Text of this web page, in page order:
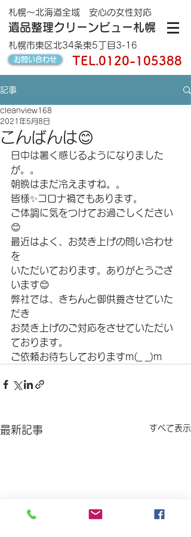
遺品整理クリーンビュー札幌
札幌～北海道全域 安心の女性対応
札幌市東区北34条東5丁目3-16
お問い合わせ TEL.0120-105388
記事
こんばんは😊
cleanview168
2021年5月8日
日中は暑く感じるようになりました
が。。
朝晩はまだ冷えますね。。
皆様✨コロナ禍でもあります。
ご体調に気をつけてお過ごしください
😊
最近はよく、お焚き上げの問い合わせ
を
いただいております。ありがとうござ
います😊
弊社では、きちんと御供養させていた
だき
お焚き上げのご対応をさせていただい
ております。
ご依頼お待ちしておりますm(_ _)m
最新記事 すべて表示